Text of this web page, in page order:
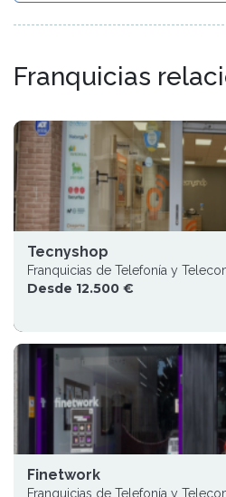
Franquicias
Tecnyshop
Franquicias de Telefonía y
Desde 12.500 €
Finetwork
Franquicias de Telefonía y